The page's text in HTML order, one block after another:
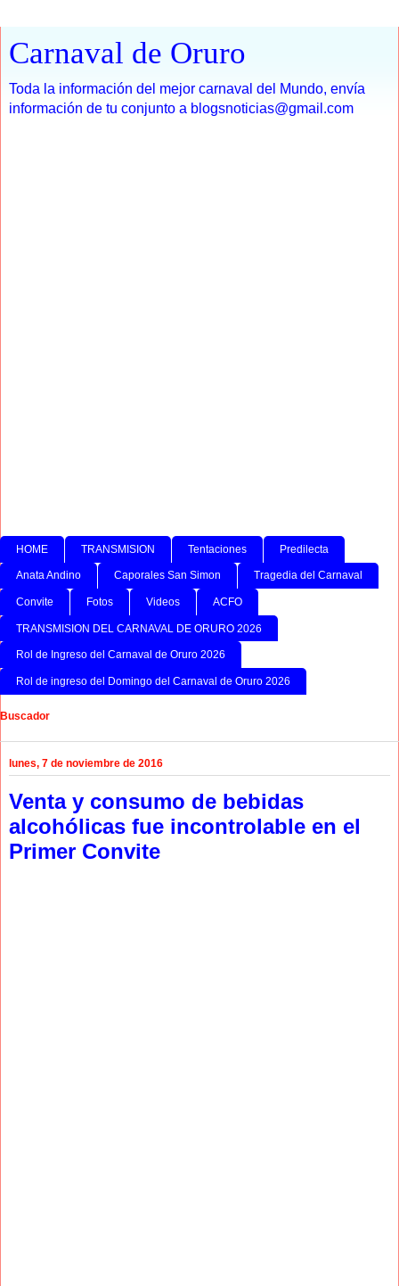
Carnaval de Oruro
Toda la información del mejor carnaval del Mundo, envía
información de tu conjunto a blogsnoticias@gmail.com
HOME TRANSMISION Tentaciones Predilecta
Anata Andino Caporales San Simon Tragedia del Carnaval
Convite Fotos Videos ACFO
TRANSMISION DEL CARNAVAL DE ORURO 2026
Rol de Ingreso del Carnaval de Oruro 2026
Rol de ingreso del Domingo del Carnaval de Oruro 2026
Buscador
lunes, 7 de noviembre de 2016
Venta y consumo de bebidas
alcohólicas fue incontrolable en el
Primer Convite